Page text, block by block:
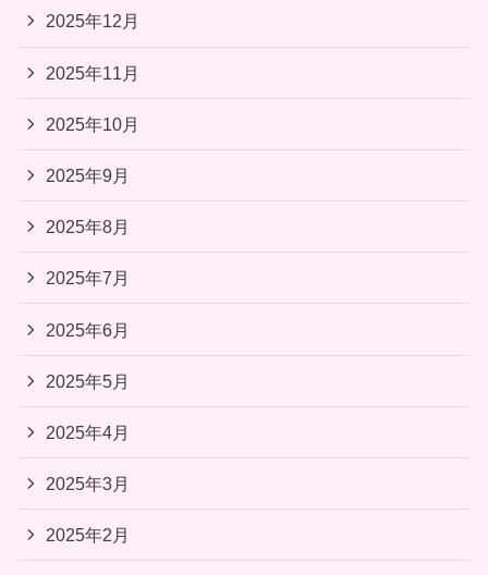
2025年12月
2025年11月
2025年10月
2025年9月
2025年8月
2025年7月
2025年6月
2025年5月
2025年4月
2025年3月
2025年2月